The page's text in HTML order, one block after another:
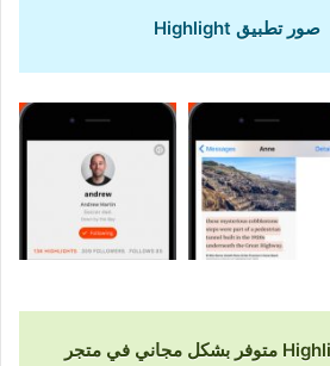
صور تطبيق Highlight
تطبيق Highlight متوفر بشكل مجاني في متجر